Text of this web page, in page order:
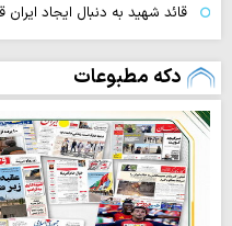
قائد شهید به دنبال ایجاد
دکه مطبوعات